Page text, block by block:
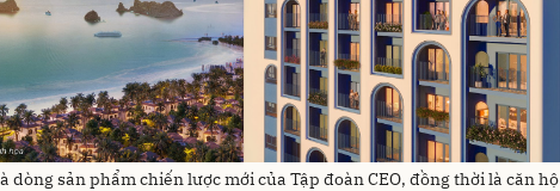
dòng sản phẩm chiến lược mới của Tập đoàn CEO, đồng thời là căn hộ